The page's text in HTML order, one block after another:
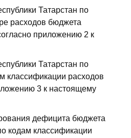
Татарстан по
расходов бюджета
приложению 2 к
Татарстан по
классификации расходов
3 к настоящему
дефицита бюджета
кодам классификации